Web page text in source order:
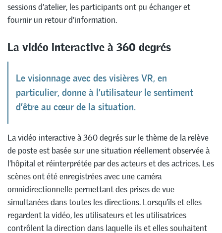
sessions d’atelier, les participants ont pu échanger et
fournir un retour d’information.
La vidéo interactive à 360 degrés
Le visionnage avec des visières VR, en
particulier, donne à l’utilisateur le sentiment
d’être au cœur de la situation.
La vidéo interactive à 360 degrés sur le thème de la relève
de poste est basée sur une situation réellement observée à
l’hôpital et réinterprétée par des acteurs et des actrices. Les
scènes ont été enregistrées avec une caméra
omnidirectionnelle permettant des prises de vue
simultanées dans toutes les directions. Lorsqu’ils et elles
regardent la vidéo, les utilisateurs et les utilisatrices
contrôlent la direction dans laquelle ils et elles souhaitent